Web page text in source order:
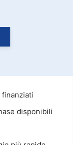
disponibili